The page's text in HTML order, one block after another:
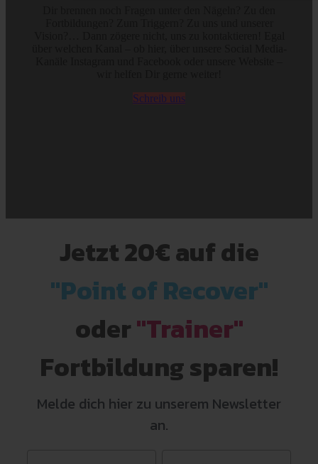
Schreib uns
Jetzt 20€ aufdie
"Point of Recover"
oder"Trainer"
Fortbildung sparen!
Melde dich hier zu unserem Newsletter
an.